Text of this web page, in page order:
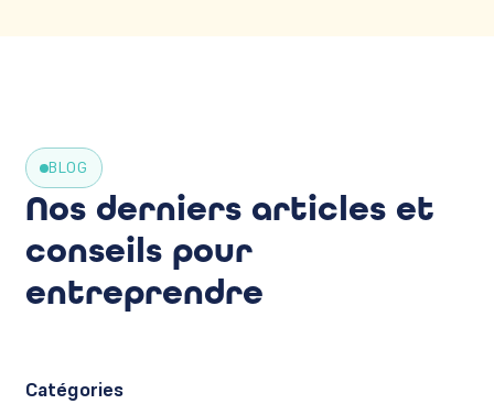
BLOG
Nos derniers articles et
conseils pour
entreprendre
Catégories